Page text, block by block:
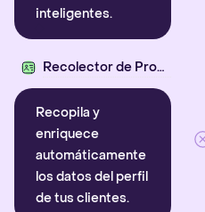
inteligentes.
Recolector de Propiedades
Recopila y
enriquece
automáticamente
los datos del perfil
de tus clientes.